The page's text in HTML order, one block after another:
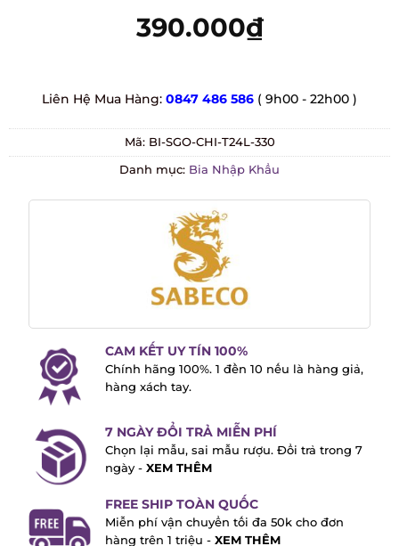
390.000₫
Liên Hệ Mua Hàng:0847 486 586 ( 9h00 - 22h00 )
Mã:BI-SGO-CHI-T24L-330
Danh mục:Bia Nhập Khẩu
CAM KẾT UY TÍN 100%
Chính hãng 100%. 1 đền 10 nếu là hàng
giả, hàng xách tay.
7 NGÀY ĐỔI TRẢ MIỄN PHÍ
Chọn lại mẫu, sai mẫu rượu. Đổi trả trong
7 ngày -XEM THÊM
FREE SHIP TOÀN QUỐC
Miễn phí vận chuyển tối đa 50k cho đơn
hàng trên 1 triệu -
XEM THÊM